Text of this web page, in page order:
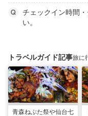
チェックイン時間
い。
トラベルガイド記事旅に
青森ねぶた祭や仙台七